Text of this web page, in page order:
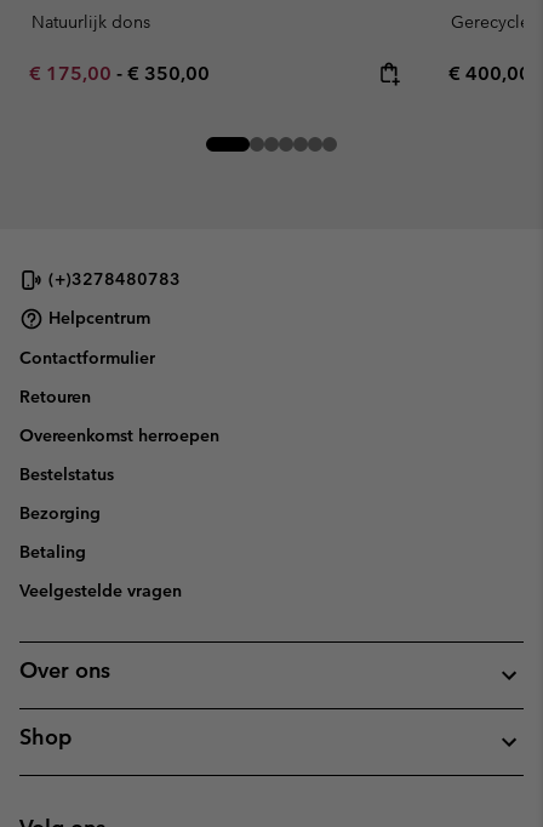
Natuurlijk dons
Minimum sale price:
€ 175,00 - Maximum price:
€ 350,00 Regular
€ 400,00
(+)3278480783
Helpcentrum
Contactformulier
Retouren
Overeenkomst herroepen
Bestelstatus
Bezorging
Betaling
Veelgestelde vragen
Over ons
Shop